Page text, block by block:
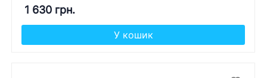
1 630 грн.
У кошик